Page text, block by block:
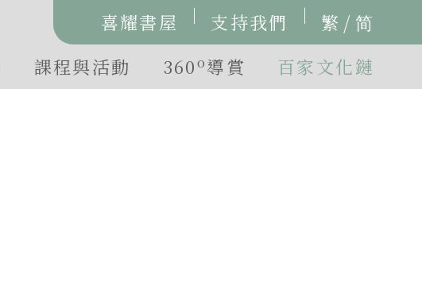
喜耀書屋 支持我們 繁 / 简
課程與活動 360o導賞 百家文化鏈